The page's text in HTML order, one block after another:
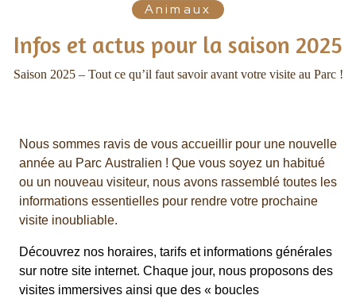
Animaux
Infos et actus pour la saison 2025
Saison 2025 – Tout ce qu’il faut savoir avant votre visite au Parc!
Nous sommes ravis de vous accueillir pour une nouvelle
année au Parc Australien ! Que vous soyez un habitué
ou un nouveau visiteur, nous avons rassemblé toutes les
informations essentielles pour rendre votre prochaine
visite inoubliable.
Découvrez nos horaires, tarifs et informations générales
sur notre site internet. Chaque jour, nous proposons des
visites immersives ainsi que des « boucles